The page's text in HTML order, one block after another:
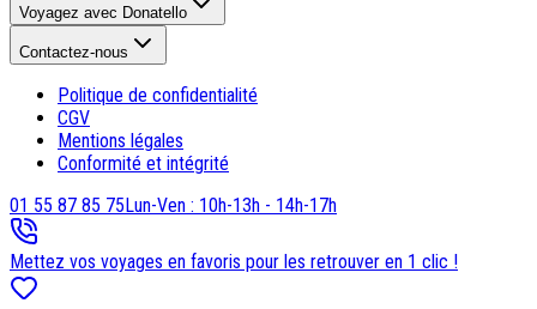
Voyagez avec Donatello
Contactez-nous
Politique de confidentialité
CGV
Mentions légales
Conformité et intégrité
01 55 87 85 75 Lun-Ven : 10h-13h - 14h-17h
Mettez vos voyages en favoris pour les retrouver en 1 clic !